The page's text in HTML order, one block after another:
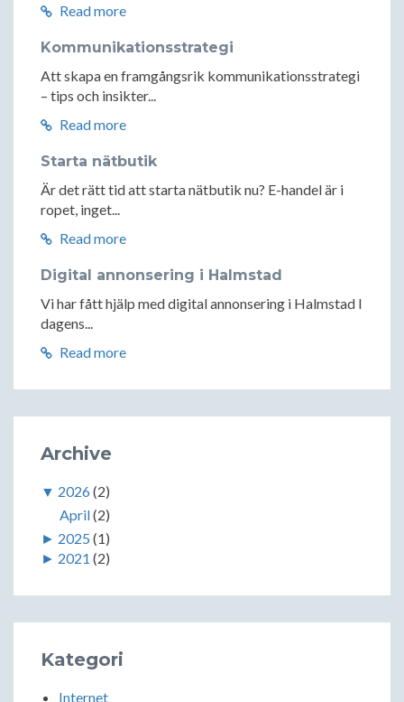
Read more
Kommunikationsstrategi
Att skapa en framgångsrik kommunikationsstrategi
– tips och insikter...
Read more
Starta nätbutik
Är det rätt tid att starta nätbutik nu? E-handel är i
ropet, inget...
Read more
Digital annonsering i Halmstad
Vi har fått hjälp med digital annonsering i Halmstad I
dagens...
Read more
Archive
▼ 2026(2)
April(2)
► 2025 (1)
► 2021 (2)
Kategori
Internet